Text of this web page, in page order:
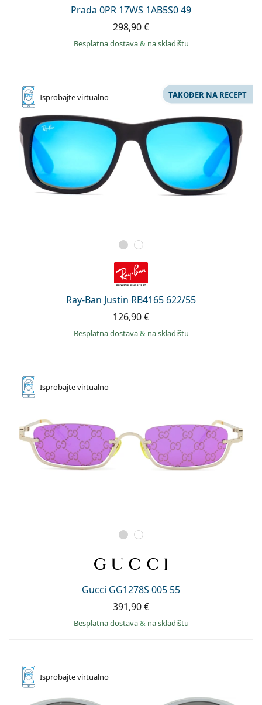
Prada 0PR 17WS 1AB5S0 49
298,90 €
Besplatna dostava& na skladištu
Isprobajtevirtualno
Ray-Ban Justin RB4165 622/55
TAKOĐER NA RECEPT
126,90 €
Besplatna dostava& na skladištu
Isprobajtevirtualno
Gucci GG1278S 005 55
391,90 €
Besplatna dostava& na skladištu
Isprobajtevirtualno